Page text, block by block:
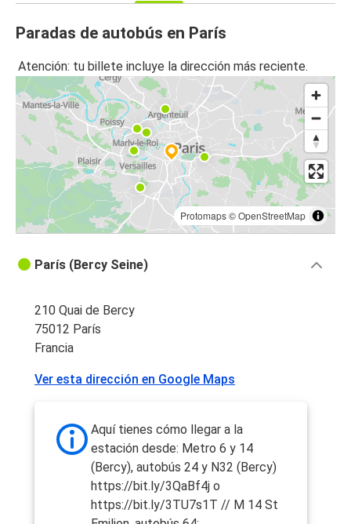
Paradas de autobús en París
Atención: tu billete incluye la dirección más reciente.
Protomaps©OpenStreetMap
París (Bercy Seine)
210 Quai de Bercy
75012 París
Francia
Ver esta dirección en Google Maps
Aquí tienes cómo llegar a la
estación desde: Metro 6 y 14
(Bercy), autobús 24 y N32 (Bercy)
https://bit.ly/3QaBf4j o
https://bit.ly/3TU7s1T // M 14 St